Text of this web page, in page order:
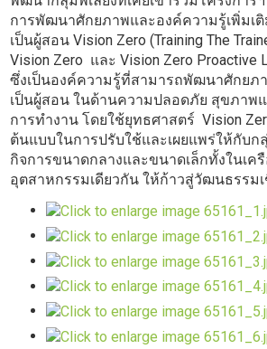
การพัฒนาศักยภาพและองค์ความรู้เพิ่มเ
เป็นผู้สอน Vision Zero (Training The
Vision Zero และ Vision Zero Proactive
ซึ่งเป็นองค์ความรู้ที่สามารถพัฒนาศักยภ
เป็นผู้สอน ในด้านความปลอดภัย สุขภาพ
การทำงาน โดยใช้ยุทธศาสตร์ Vision
ต้นแบบในการปรับใช้และเผยแพร่ให้กับ
กิจการขนาดกลางและขนาดเล็กทั้งในเค
อุตสาหกรรมเดียวกัน ให้ก้าวสู่วัฒนธรรม